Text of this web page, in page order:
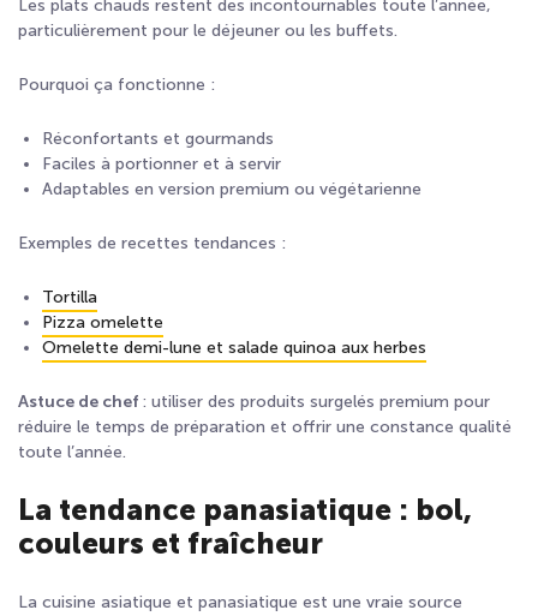
Les plats chauds restent des incontournables toute l’année,
particulièrement pour le déjeuner ou les buffets.
Pourquoi ça fonctionne :
Réconfortants et gourmands
Faciles à portionner et à servir
Adaptables en version premium ou végétarienne
Exemples de recettes tendances :
Tortilla
Pizza omelette
Omelette demi-lune et salade quinoa aux herbes
Astuce de chef : utiliser des produits surgelés premium pour
réduire le temps de préparation et offrir une constance qualité
toute l’année.
La tendance panasiatique : bol,
couleurs et fraîcheur
La cuisine asiatique et panasiatique est une vraie source